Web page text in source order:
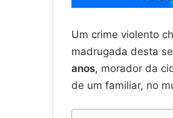
Um crime violento
madrugada desta
anos, morador da
de um familiar, no